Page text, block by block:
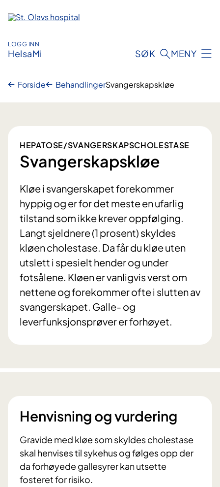
innhold
LOGG INN
HelsaMi SØK MENY
Forside BehandlingerSvangerskapskløe
HEPATOSE/SVANGERSKAPSCHOLESTASE
Svangerskapskløe
Kløe i svangerskapet forekommer
hyppig og er for det meste en ufarlig
tilstand som ikke krever oppfølging.
Langt sjeldnere (1 prosent) skyldes
kløen cholestase. Da får du kløe uten
utslett i spesielt hender og under
fotsålene. Kløen er vanligvis verst om
nettene og forekommer ofte i slutten av
svangerskapet. Galle- og
leverfunksjonsprøver er forhøyet.
Henvisning og vurdering
Gravide med kløe som skyldes cholestase
skal henvises til sykehus og følges opp der
da forhøyede gallesyrer kan utsette
fosteret for risiko.